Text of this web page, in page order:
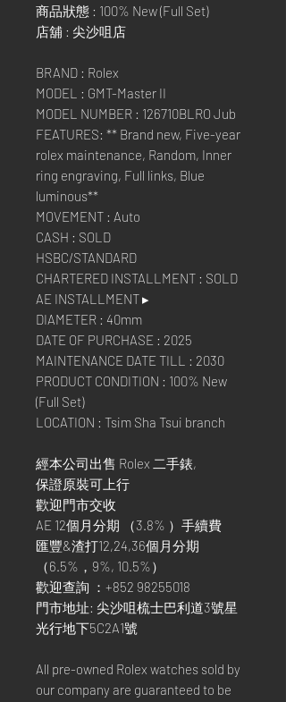
商品狀態 : 100% New (Full Set)
店舖 : 尖沙咀店
BRAND : Rolex
MODEL : GMT-Master II
MODEL NUMBER : 126710BLRO Jub
FEATURES: ** Brand new, Five-year
rolex maintenance, Random, Inner
ring engraving, Full links, Blue
luminous**
MOVEMENT : Auto
CASH : SOLD
HSBC/STANDARD
CHARTERED INSTALLMENT : SOLD
AE INSTALLMENT ▸
DIAMETER : 40mm
DATE OF PURCHASE : 2025
MAINTENANCE DATE TILL : 2030
PRODUCT CONDITION : 100% New
(Full Set)
LOCATION : Tsim Sha Tsui branch
經本公司出售 Rolex 二手錶,
保證原裝可上行
歡迎門市交收
AE 12個月分期 （3.8% ）手續費
匯豐&渣打12,24,36個月分期
（6.5%，9%, 10.5%）
歡迎查詢 ：+852 98255018
門市地址: 尖沙咀梳士巴利道3號星
光行地下5C2A1號
All pre-owned Rolex watches sold by
our company are guaranteed to be